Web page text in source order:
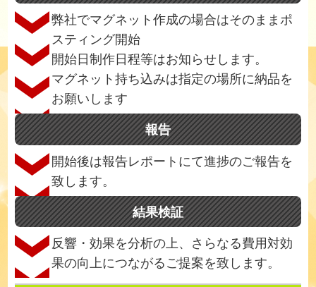
弊社でマグネット作成の場合はそのままポ
スティング開始
開始日制作日程等はお知らせします。
マグネット持ち込みは指定の場所に納品を
お願いします
報告
開始後は報告レポートにて進捗のご報告を
致します。
結果検証
反響・効果を分析の上、さらなる費用対効
果の向上につながるご提案を致します。